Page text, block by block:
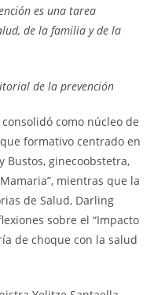
es una tarea
de la familia y de la
de la prevención
como núcleo de
formativo centrado en
Bustos, ginecoobstetra,
mientras que la
de Salud, Darling
sobre el “Impacto
de choque con la salud